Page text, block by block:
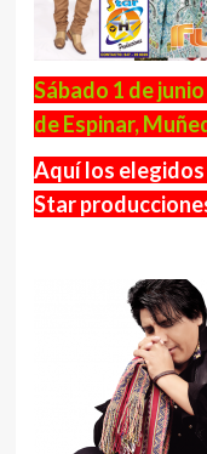
Sábado 1 de
de Espinar,
Aquí los elegidos
Star